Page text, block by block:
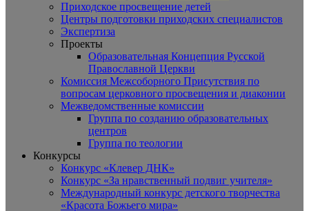
Приходское просвещение детей
Центры подготовки приходских специалистов
Экспертиза
Проекты
Образовательная Концепция Русской
Православной Церкви
Комиссия Межсоборного Присутствия по
вопросам церковного просвещения и диаконии
Межведомственные комиссии
Группа по созданию образовательных
центров
Группа по теологии
Конкурсы
Конкурс «Клевер ДНК»
Конкурс «За нравственный подвиг учителя»
Международный конкурс детского творчества
«Красота Божьего мира»